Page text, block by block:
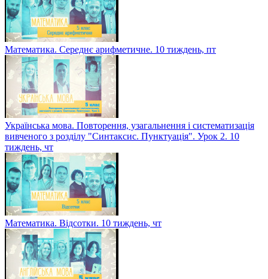
Математика. Середнє арифметичне. 10 тиждень, пт
Українська мова. Повторення, узагальнення і систематизація
вивченого з розділу "Синтаксис. Пунктуація". Урок 2. 10
тиждень, чт
Математика. Відсотки. 10 тиждень, чт